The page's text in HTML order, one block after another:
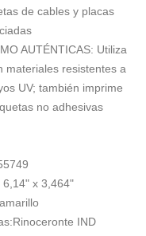
de cables y placas
AUTÉNTICAS: Utiliza
materiales resistentes a
UV; también imprime
no adhesivas
6,14" x 3,464"
Rinoceronte IND